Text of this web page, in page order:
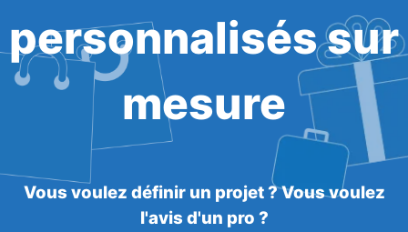
personnalisés sur
mesure
Vous voulez définir un projet ? Vous voulez
l'avis d'un pro ?